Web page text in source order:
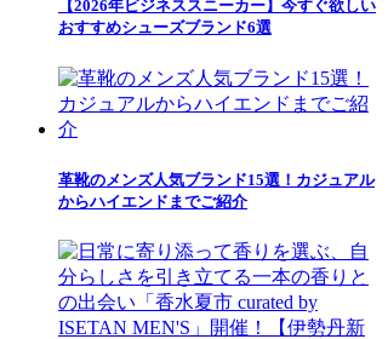
【2026年ビジネススニーカー】今すぐ欲しい
おすすめシューズブランド6選
革靴のメンズ人気ブランド15選！カジュアル
からハイエンドまでご紹介